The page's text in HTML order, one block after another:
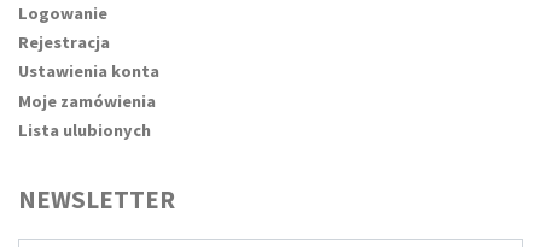
Logowanie
Rejestracja
Ustawienia konta
Moje zamówienia
Lista ulubionych
NEWSLETTER